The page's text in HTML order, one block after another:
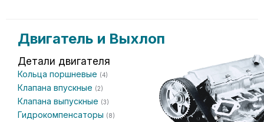
Двигатель и Выхлоп
Детали двигателя
Кольца поршневые (4)
Клапана впускные (2)
Клапана выпускные (3)
Гидрокомпенсаторы (8)